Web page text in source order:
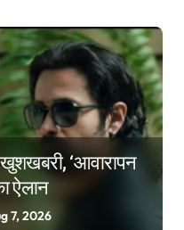
‘आवारापन
ऐलान
7, 2026